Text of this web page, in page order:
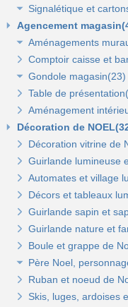
Affiches fêtes(5)
Affiches soldes(21)
Signalétique et
Cartons fluo(13)
Plaques
Tableaux
Agencement
Aménagements
Panneaux rainurés
Panneaux
Rails et profils(0)
Gondole
Broches pour
Tablettes bois et
Tablettes verre
Autres
Bras et penderies
Panneaux en bois
Panneaux
Tablettes bois et
Accessoires
Tablettes verre
Comptoir caisse et
Gondole magasin(23)
Gondoles
Gondole simple
Gondole double
Montant terminal
Broches et
Penderies et
Tablettes et
Gondoles
Gondole simple
Montant terminal
Penderies et
Tablettes(4)
Table de
Aménagement
Décoration de
Décoration vitrine de
Guirlande lumineuse
Automates et village
Décors et tableaux
Guirlande sapin et
Guirlande nature et
Boule et grappe de
Père Noel,
Animaux et
Bonhomme de
Ruban et noeud de
Skis, luges, ardoises